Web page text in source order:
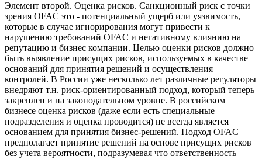
Элемент второй. Оценка рисков. Санкционный риск с точки
зрения OFAC это - потенциальный ущерб или уязвимость,
которые в случае игнорирования могут привести к
нарушению требований OFAC и негативному влиянию на
репутацию и бизнес компании. Целью оценки рисков должно
быть выявление присущих рисков, используемых в качестве
оснований для принятия решений и осуществления
контролей. В России уже несколько лет различные регуляторы
внедряют т.н. риск-ориентированный подход, который теперь
закреплен и на законодательном уровне. В российском
бизнесе оценка рисков (даже если есть специальные
подразделения и оценка проводится) не всегда является
основанием для принятия бизнес-решений. Подход OFAC
предполагает принятие решений на основе присущих рисков
без учета вероятности, подразумевая что ответственность